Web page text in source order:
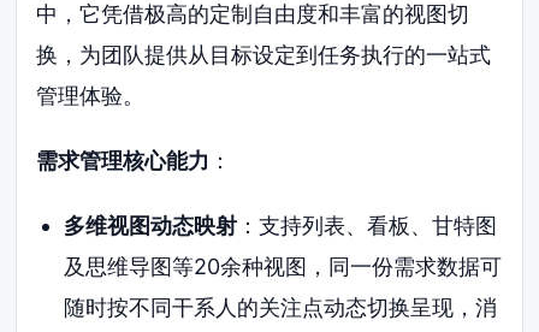
中，它凭借极高的定制自由度和丰富的视图切
换，为团队提供从目标设定到任务执行的一站式
管理体验。
需求管理核心能力 ：
多维视图动态映射：支持列表、看板、甘特图
及思维导图等20余种视图，同一份需求数据可
随时按不同干系人的关注点动态切换呈现，消